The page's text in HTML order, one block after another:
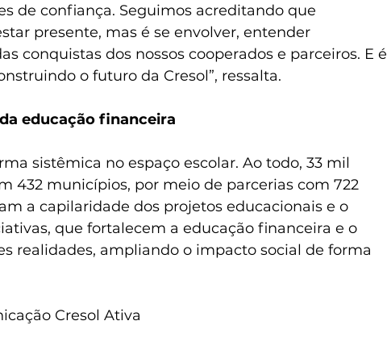
de confiança. Seguimos acreditando que
presente, mas é se envolver, entender
conquistas dos nossos cooperados e parceiros. E é
o futuro da Cresol”, ressalta.
educação financeira
sistêmica no espaço escolar. Ao todo, 33 mil
432 municípios, por meio de parcerias com 722
a capilaridade dos projetos educacionais e o
que fortalecem a educação financeira e o
realidades, ampliando o impacto social de forma
Cresol Ativa